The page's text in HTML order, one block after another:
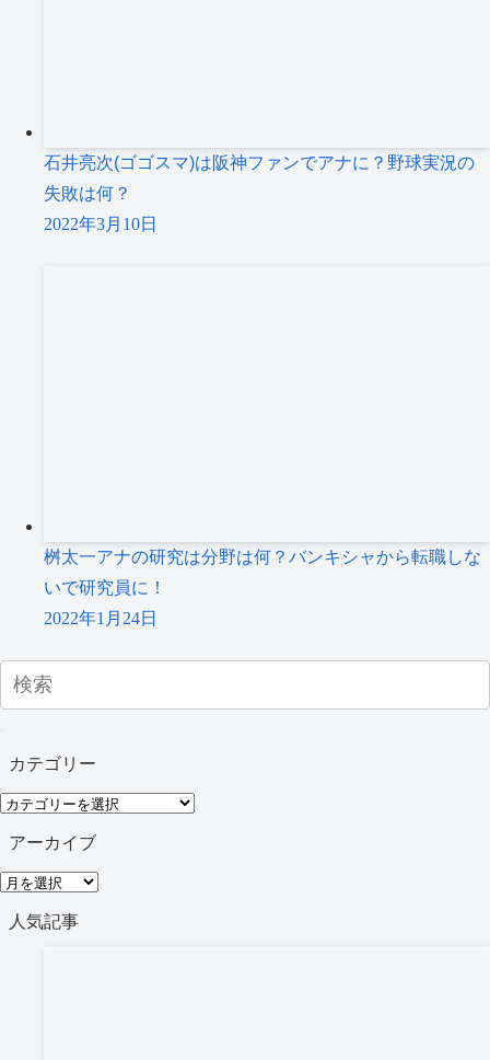
石井亮次(ゴゴスマ)は阪神ファンでアナに？野球実況の
失敗は何？
2022年3月10日
桝太一アナの研究は分野は何？バンキシャから転職しな
いで研究員に！
2022年1月24日
カテゴリー
カ
テ
リ
ー
アーカイブ
ア
人気記事